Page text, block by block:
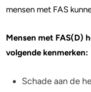
mensen met FAS
Mensen met FAS(D)
volgende kenmerken:
Schade aan de